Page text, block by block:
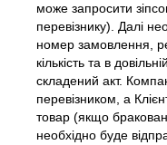
може запросити
перевізнику). Далі
номер замовлення,
кількість та в
складений акт.
перевізником, а
товар (якщо
необхідно буде